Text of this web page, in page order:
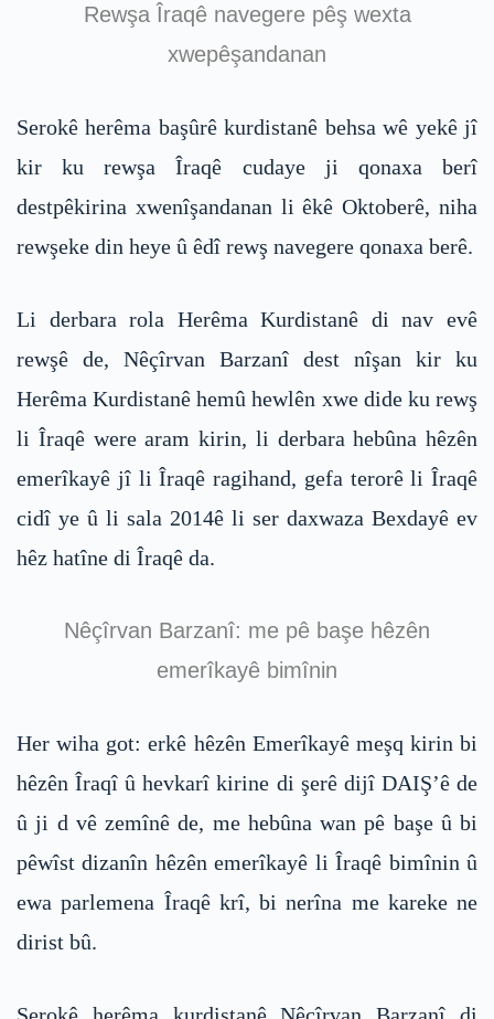
Rewşa Îraqê navegere pêş wexta
xwepêşandanan
Serokê herêma başûrê kurdistanê behsa wê yekê jî
kir ku rewşa Îraqê cudaye ji qonaxa berî
destpêkirina xwenîşandanan li êkê Oktoberê, niha
rewşeke din heye û êdî rewş navegere qonaxa berê.
Li derbara rola Herêma Kurdistanê di nav evê
rewşê de, Nêçîrvan Barzanî dest nîşan kir ku
Herêma Kurdistanê hemû hewlên xwe dide ku rewş
li Îraqê were aram kirin, li derbara hebûna hêzên
emerîkayê jî li Îraqê ragihand, gefa terorê li Îraqê
cidî ye û li sala 2014ê li ser daxwaza Bexdayê ev
hêz hatîne di Îraqê da.
Nêçîrvan Barzanî: me pê başe hêzên
emerîkayê bimînin
Her wiha got: erkê hêzên Emerîkayê meşq kirin bi
hêzên Îraqî û hevkarî kirine di şerê dijî DAIŞ’ê de
û ji d vê zemînê de, me hebûna wan pê başe û bi
pêwîst dizanîn hêzên emerîkayê li Îraqê bimînin û
ewa parlemena Îraqê krî, bi nerîna me kareke ne
dirist bû.